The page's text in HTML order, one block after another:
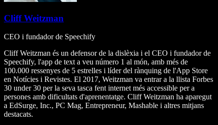
Cliff Weitzman
CEO i fundador de Speechify
Cliff Weitzman és un defensor de la dislèxia i el CEO i fundador de
Speechify, l'app de text a veu número 1 al món, amb més de
100.000 ressenyes de 5 estrelles i líder del rànquing de l'App Store
en Notícies i Revistes. El 2017, Weitzman va entrar a la llista Forbes
30 under 30 per la seva tasca fent internet més accessible per a
persones amb dificultats d'aprenentatge. Cliff Weitzman ha aparegut
a EdSurge, Inc., PC Mag, Entrepreneur, Mashable i altres mitjans
destacats.